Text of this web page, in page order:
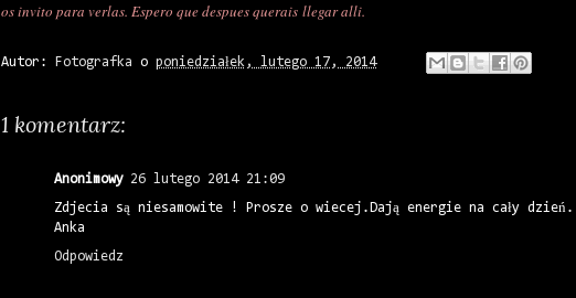
os invito para verlas. Espero que despues querais llegar alli.
Autor: Fotografka o poniedziałek, lutego 17, 2014
1 komentarz:
Anonimowy 26 lutego 2014 21:09
Zdjecia są niesamowite ! Prosze o wiecej.Dają energie na cały dzień.
Anka
Odpowiedz